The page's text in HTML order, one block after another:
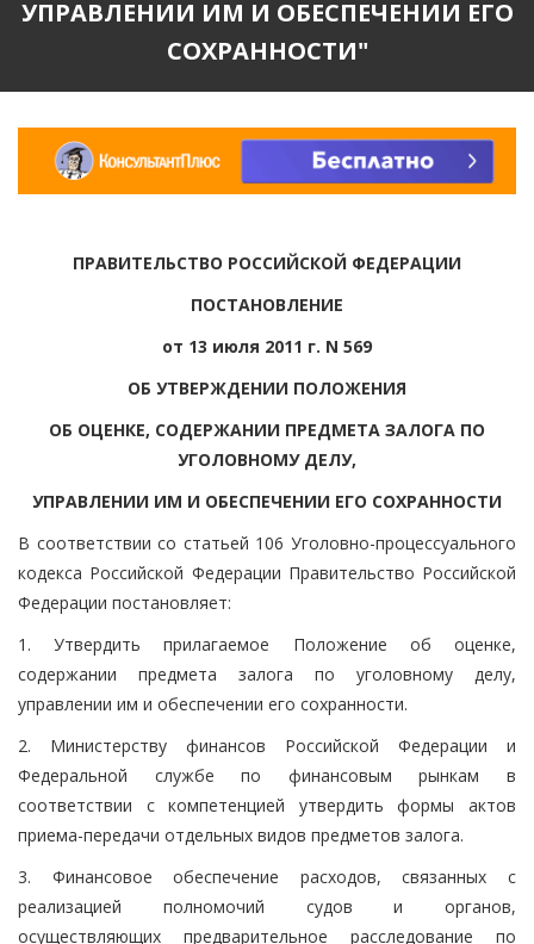
УПРАВЛЕНИИ ИМ И ОБЕСПЕЧЕНИИ ЕГО
СОХРАННОСТИ"
ПРАВИТЕЛЬСТВО РОССИЙСКОЙ ФЕДЕРАЦИИ
ПОСТАНОВЛЕНИЕ
от 13 июля 2011 г. N 569
ОБ УТВЕРЖДЕНИИ ПОЛОЖЕНИЯ
ОБ ОЦЕНКЕ, СОДЕРЖАНИИ ПРЕДМЕТА ЗАЛОГА ПО
УГОЛОВНОМУ ДЕЛУ,
УПРАВЛЕНИИ ИМ И ОБЕСПЕЧЕНИИ ЕГО СОХРАННОСТИ
В соответствии со статьей 106 Уголовно-процессуального
кодекса Российской Федерации Правительство Российской
Федерации постановляет:
1. Утвердить прилагаемое Положение об оценке,
содержании предмета залога по уголовному делу,
управлении им и обеспечении его сохранности.
2. Министерству финансов Российской Федерации и
Федеральной службе по финансовым рынкам в
соответствии с компетенцией утвердить формы актов
приема-передачи отдельных видов предметов залога.
3. Финансовое обеспечение расходов, связанных с
реализацией полномочий судов и органов,
осуществляющих предварительное расследование по